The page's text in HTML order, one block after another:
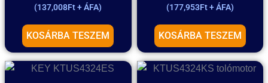
(137,008Ft+ ÁFA)
KOSÁRBA TESZEM
(177,953Ft+ ÁFA)
KOSÁRBA TESZEM